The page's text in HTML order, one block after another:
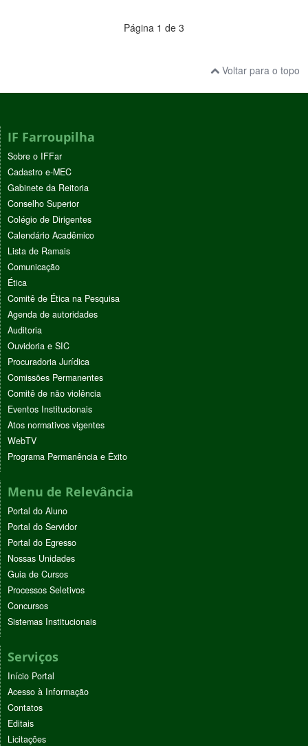
Página 1 de 3
Voltar para o topo
IF Farroupilha
Sobre o IFFar
Cadastro e-MEC
Gabinete da Reitoria
Conselho Superior
Colégio de Dirigentes
Calendário Acadêmico
Lista de Ramais
Comunicação
Ética
Comitê de Ética na Pesquisa
Agenda de autoridades
Auditoria
Ouvidoria e SIC
Procuradoria Jurídica
Comissões Permanentes
Comitê de não violência
Eventos Institucionais
Atos normativos vigentes
WebTV
Programa Permanência e Êxito
Menu de Relevância
Portal do Aluno
Portal do Servidor
Portal do Egresso
Nossas Unidades
Guia de Cursos
Processos Seletivos
Concursos
Sistemas Institucionais
Serviços
Início Portal
Acesso à Informação
Contatos
Editais
Licitações